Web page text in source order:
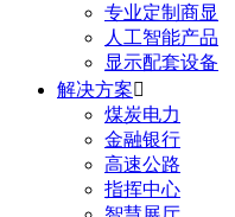
专业定制商显
人工智能产品
显示配套设备
解决方案
煤炭电力
金融银行
高速公路
指挥中心